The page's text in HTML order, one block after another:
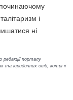
і
ні
редакції порталу
та юридичних осіб, котрі її